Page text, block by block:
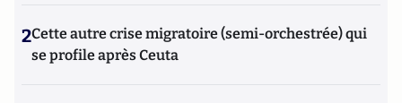
2Cette autre crise migratoire (semi-orchestrée) qui
se profile après Ceuta